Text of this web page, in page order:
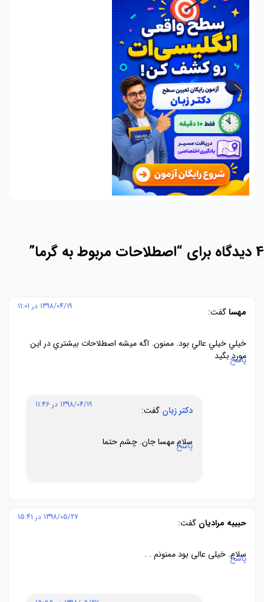
4 دیدگاه برای “ اصطلاحات مربوط به گرما”
مهساگفت: 1398/04/19 در 11:01
خيلي خيلي عالي بود. ممنون. اگه ميشه اصطلاحات بيشتري در اين
مورد بگيد
پاسخ
دکتر زبان گفت: 1398/04/19 در 11:46
سلام مهسا جان. چشم حتما
پاسخ
حبیبه مرادیان گفت: 1398/05/27 در 15:41
سلام. خیلی عالی بود ممنونم . .
پاسخ